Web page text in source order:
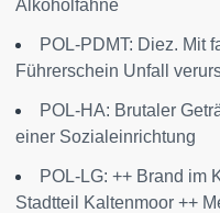
Alkoholfahne
POL-PDMT: Diez. Mit
Führerschein Unfall
POL-HA: Brutaler
einer Sozialeinrichtung
POL-LG: ++ Brand im
Stadtteil Kaltenmoor ++